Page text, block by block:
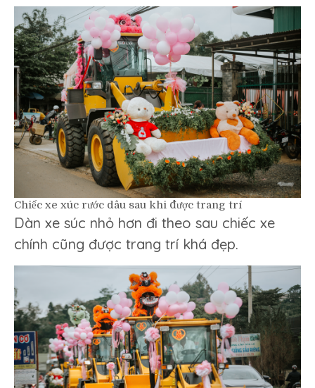
Chiếc xe xúc rước dâu sau khi được trang trí
Dàn xe súc nhỏ hơn đi theo sau chiếc xe
chính cũng được trang trí khá đẹp.